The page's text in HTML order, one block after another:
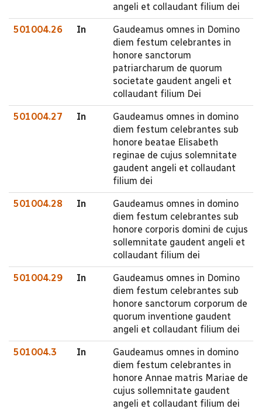
angeli et collaudant filium dei
501004.26 In
Gaudeamus omnes in Domino
diem festum celebrantes in
honore sanctorum
patriarcharum de quorum
societate gaudent angeli et
collaudant filium Dei
501004.27 In
Gaudeamus omnes in domino
diem festum celebrantes sub
honore beatae Elisabeth
reginae de cujus solemnitate
gaudent angeli et collaudant
filium dei
501004.28 In
Gaudeamus omnes in domino
diem festum celebrantes sub
honore corporis domini de cujus
sollemnitate gaudent angeli et
collaudant filium dei
501004.29 In
Gaudeamus omnes in Domino
diem festum celebrantes sub
honore sanctorum corporum de
quorum inventione gaudent
angeli et collaudant filium dei
501004.3 In
Gaudeamus omnes in domino
diem festum celebrantes in
honore Annae matris Mariae de
cujus sollemnitate gaudent
angeli et collaudant filium dei